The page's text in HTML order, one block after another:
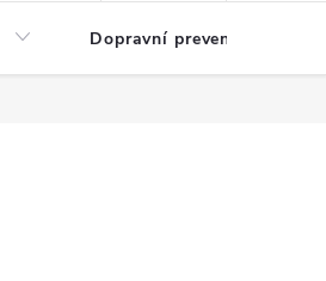
Dopravní prevence